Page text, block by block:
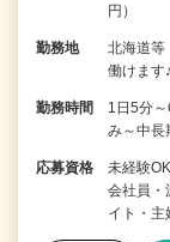
円）
勤務地
北海道
働けます♪
勤務時間
1日5分
み～中長
応募資格
未経験
会社員・
イト・主